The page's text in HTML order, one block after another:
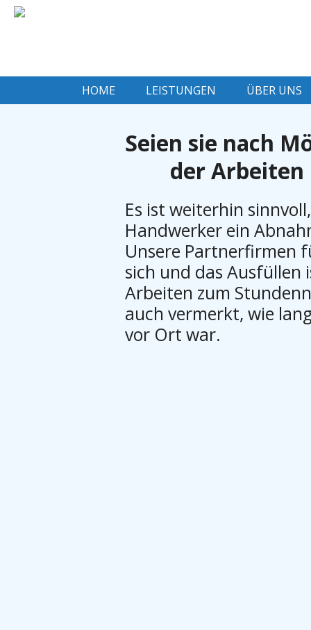
HOME LEISTUNGEN ÜBER UNS
Seien sie nach
der
Es ist weiterhin
Handwerker ein
Unsere Partnerfirmen
sich und das Ausfüllen
Arbeiten zum
auch vermerkt, wie
vor Ort war.